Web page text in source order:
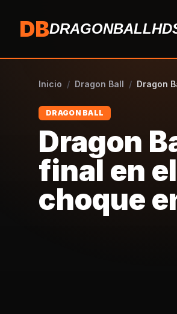
DB
Inicio / Dragon Ball / Dragon
DRAGON BALL
Dragon
final en
choque